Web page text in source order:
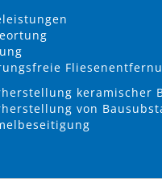
keramischer
von